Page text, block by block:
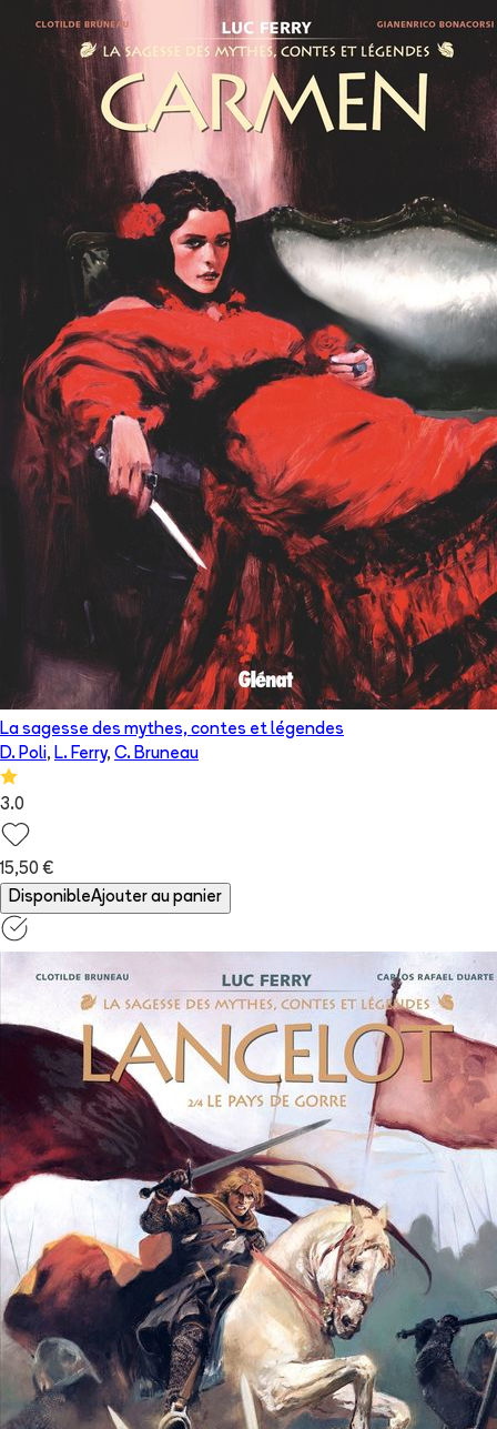
La sagesse des mythes, contes et légendes
D. Poli, L. Ferry, C. Bruneau
3.0
15,50 €
DisponibleAjouter au panier